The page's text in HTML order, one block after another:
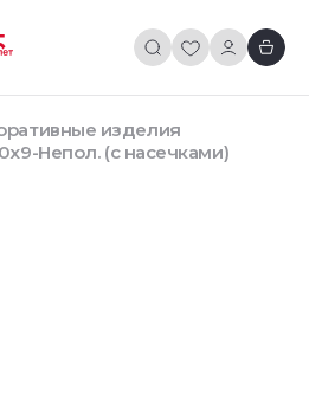
изделия
Непол. (с насечками)